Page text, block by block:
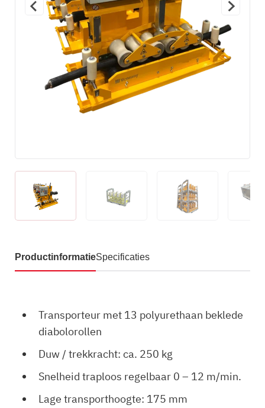
ProductinformatieSpecificaties
Transporteur met 13 polyurethaan beklede
diabolorollen
Duw / trekkracht: ca. 250 kg
Snelheid traploos regelbaar 0 – 12 m/min.
Lage transporthoogte: 175 mm